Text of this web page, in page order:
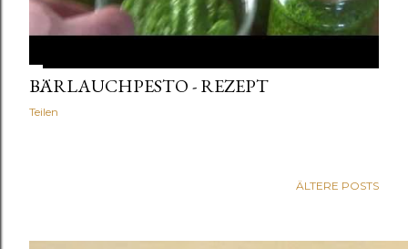
BÄRLAUCHPESTO - REZEPT
Teilen
ÄLTERE POSTS